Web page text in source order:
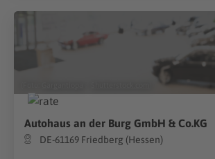
Autohaus an der Burg GmbH & Co.KG
DE-61169 Friedberg (Hessen)